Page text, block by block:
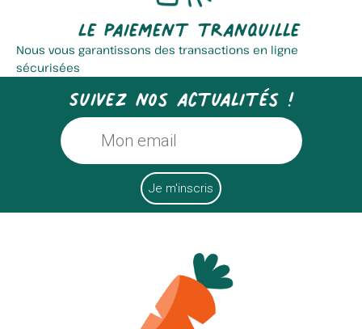
Le paiement tranquille
Nous vous garantissons des transactions en ligne
sécurisées
Suivez nos actualités !